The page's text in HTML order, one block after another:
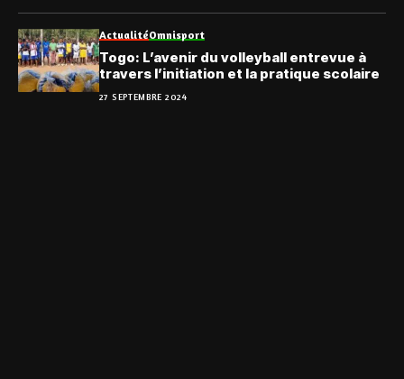
ActualitéOmnisport
Togo: L’avenir du volleyball entrevue à
travers l’initiation et la pratique scolaire
27 SEPTEMBRE 2024